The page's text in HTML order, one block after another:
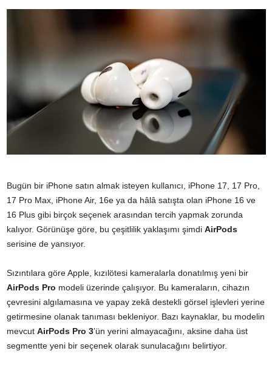
Bugün bir iPhone satın almak isteyen kullanıcı, iPhone 17, 17 Pro,
17 Pro Max, iPhone Air, 16e ya da hâlâ satışta olan iPhone 16 ve
16 Plus gibi birçok seçenek arasından tercih yapmak zorunda
kalıyor. Görünüşe göre, bu çeşitlilik yaklaşımı şimdi AirPods
serisine de yansıyor.
Sızıntılara göre Apple, kızılötesi kameralarla donatılmış yeni bir
AirPods Pro modeli üzerinde çalışıyor. Bu kameraların, cihazın
çevresini algılamasına ve yapay zekâ destekli görsel işlevleri yerine
getirmesine olanak tanıması bekleniyor. Bazı kaynaklar, bu modelin
mevcut AirPods Pro 3’ün yerini almayacağını, aksine daha üst
segmentte yeni bir seçenek olarak sunulacağını belirtiyor.